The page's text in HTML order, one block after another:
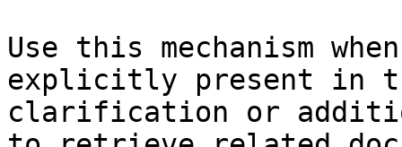
Use this mechanism
explicitly present in
clarification or